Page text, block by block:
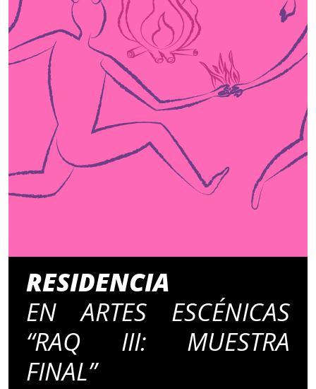
RESIDENCIA
EN ARTES ESCÉNICAS
“RAQ III: MUESTRA
FINAL”